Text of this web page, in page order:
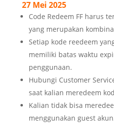
27 Mei 2025
Code Redeem FF harus
yang merupakan
Setiap kode reedeem
memiliki batas waktu
penggunaan.
Hubungi Customer
saat kalian meredeem
Kalian tidak bisa
menggunakan guest